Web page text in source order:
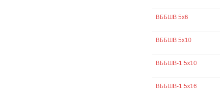
ВББШВ 5х6
ВББШВ 5х10
ВББШВ-1 5х10
ВББШВ-1 5х16